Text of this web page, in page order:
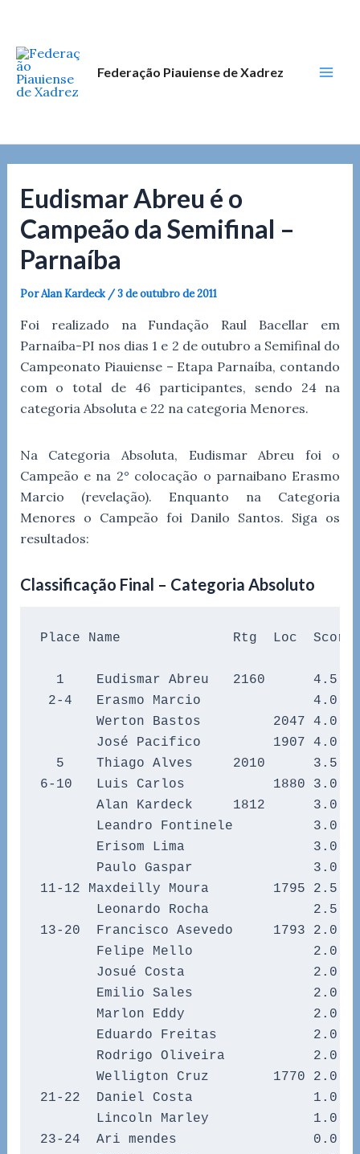
conteúdo
Federação Piauiense de Xadrez
Eudismar Abreu é o
Campeão da Semifinal –
Parnaíba
PorAlan Kardeck /3 de outubro de 2011
Foi realizado na Fundação Raul Bacellar em
Parnaíba-PI nos dias 1 e 2 de outubro a Semifinal do
Campeonato Piauiense – Etapa Parnaíba, contando
com o total de 46 participantes, sendo 24 na
categoria Absoluta e 22 na categoria Menores.
Na Categoria Absoluta, Eudismar Abreu foi o
Campeão e na 2° colocação o parnaibano Erasmo
Marcio (revelação). Enquanto na Categoria
Menores o Campeão foi Danilo Santos. Siga os
resultados:
Classificação Final – Categoria Absoluto
Place Name              Rtg  Loc  Score
1    Eudismar Abreu   2160      4.5
2-4   Erasmo Marcio              4.0
Werton Bastos         2047 4.0
José Pacifico         1907 4.0
5    Thiago Alves     2010      3.5
6-10   Luis Carlos           1880 3.0
Alan Kardeck     1812      3.0
Leandro Fontinele          3.0
Erisom Lima                3.0
Paulo Gaspar               3.0
11-12 Maxdeilly Moura        1795
Leonardo Rocha             2.5
13-20  Francisco Asevedo     1793
Felipe Mello               2.0
Josué Costa                2.0
Emilio Sales               2.0
Marlon Eddy                2.0
Eduardo Freitas            2.0
Rodrigo Oliveira           2.0
Welligton Cruz        1770 2.0
21-22  Daniel Costa               1.0
Lincoln Marley             1.0
23-24  Ari mendes                 0.0